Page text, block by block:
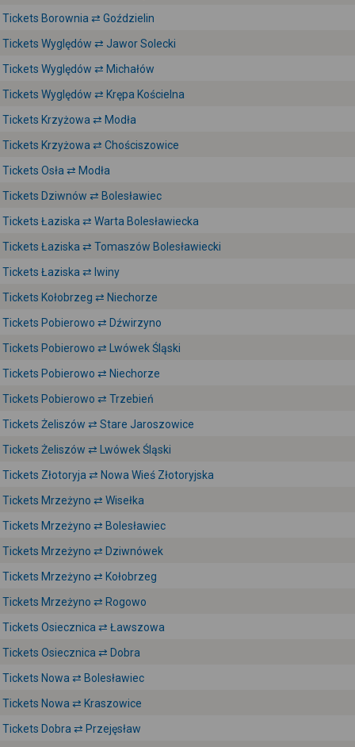
Tickets Borownia ⇄ Goździelin
Tickets Wyględów ⇄ Jawor Solecki
Tickets Wyględów ⇄ Michałów
Tickets Wyględów ⇄ Krępa Kościelna
Tickets Krzyżowa ⇄ Modła
Tickets Krzyżowa ⇄ Chościszowice
Tickets Osła ⇄ Modła
Tickets Dziwnów ⇄ Bolesławiec
Tickets Łaziska ⇄ Warta Bolesławiecka
Tickets Łaziska ⇄ Tomaszów Bolesławiecki
Tickets Łaziska ⇄ Iwiny
Tickets Kołobrzeg ⇄ Niechorze
Tickets Pobierowo ⇄ Dźwirzyno
Tickets Pobierowo ⇄ Lwówek Śląski
Tickets Pobierowo ⇄ Niechorze
Tickets Pobierowo ⇄ Trzebień
Tickets Żeliszów ⇄ Stare Jaroszowice
Tickets Żeliszów ⇄ Lwówek Śląski
Tickets Złotoryja ⇄ Nowa Wieś Złotoryjska
Tickets Mrzeżyno ⇄ Wisełka
Tickets Mrzeżyno ⇄ Bolesławiec
Tickets Mrzeżyno ⇄ Dziwnówek
Tickets Mrzeżyno ⇄ Kołobrzeg
Tickets Mrzeżyno ⇄ Rogowo
Tickets Osiecznica ⇄ Ławszowa
Tickets Osiecznica ⇄ Dobra
Tickets Nowa ⇄ Bolesławiec
Tickets Nowa ⇄ Kraszowice
Tickets Dobra ⇄ Przejęsław